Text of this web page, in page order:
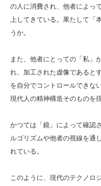
の人に消費され、他者によっ
上してきている。果たして「
うか。
また、他者にとっての「私」
れ、加工された虚像であると
を自分でコントロールできな
現代人の精神構造そのものを
かつては「鏡」によって確認
ルゴリズムや他者の視線を通
れている。
このように、現代のテクノロ